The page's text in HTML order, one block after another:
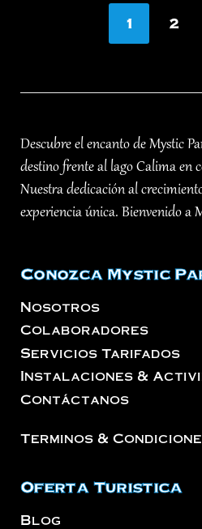
Paginación
1 2
Descubre el encanto de Mystic
destino frente al lago Calima en
Nuestra dedicación al
experiencia única. Bienvenido a
Conozca Mystic
Nosotros
Colaboradores
Servicios Tarifados
Instalaciones &
Contáctanos
Terminos &
Oferta Turistica
Blog